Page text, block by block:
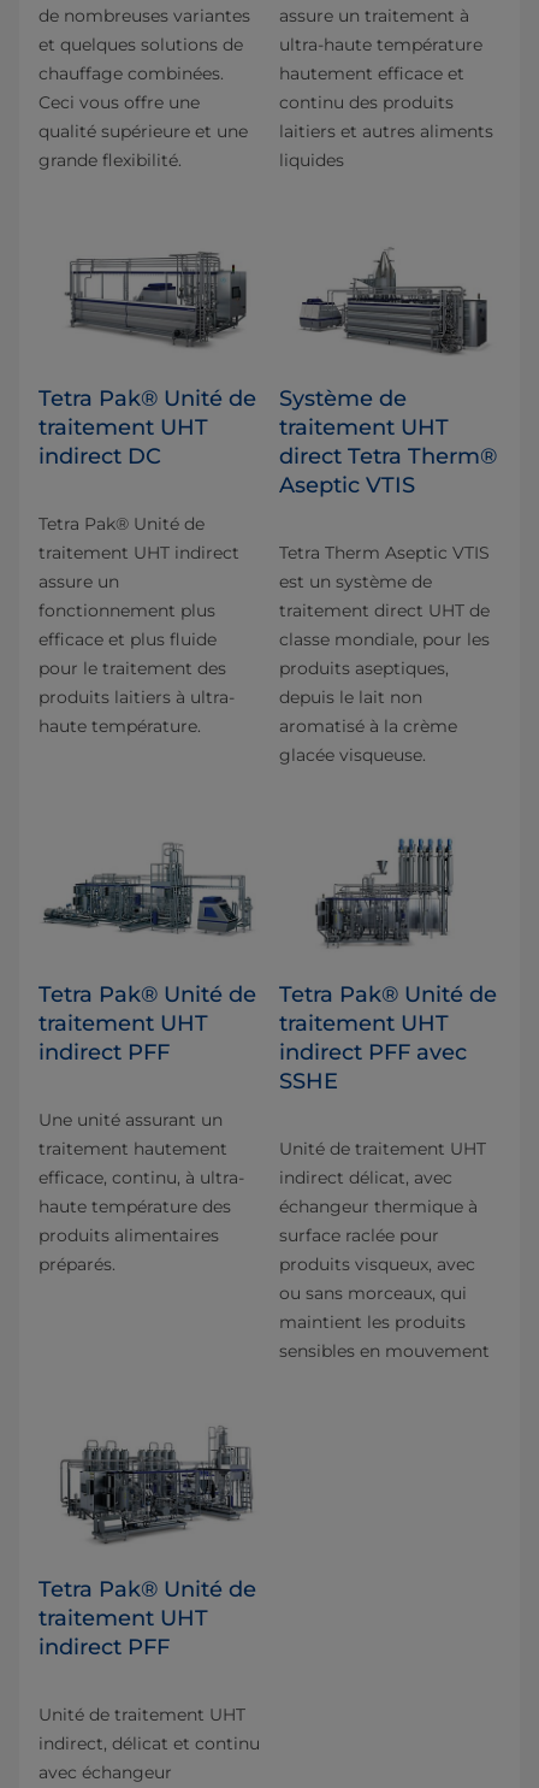
de nombreuses variantes
et quelques solutions de
chauffage combinées.
Ceci vous offre une
qualité supérieure et une
grande flexibilité.
assure un traitement à
ultra-haute température
hautement efficace et
continu des produits
laitiers et autres aliments
liquides
Tetra Pak® Unité de
traitement UHT
indirect DC
Tetra Pak® Unité de
traitement UHT indirect
assure un
fonctionnement plus
efficace et plus fluide
pour le traitement des
produits laitiers à ultra-
haute température.
Système de
traitement UHT
direct Tetra Therm®
Aseptic VTIS
Tetra Therm Aseptic VTIS
est un système de
traitement direct UHT de
classe mondiale, pour les
produits aseptiques,
depuis le lait non
aromatisé à la crème
glacée visqueuse.
Tetra Pak® Unité de
traitement UHT
indirect PFF
Une unité assurant un
traitement hautement
efficace, continu, à ultra-
haute température des
produits alimentaires
préparés.
Tetra Pak® Unité de
traitement UHT
indirect PFF avec
SSHE
Unité de traitement UHT
indirect délicat, avec
échangeur thermique à
surface raclée pour
produits visqueux, avec
ou sans morceaux, qui
maintient les produits
sensibles en mouvement
Tetra Pak® Unité de
traitement UHT
indirect PFF
Unité de traitement UHT
indirect, délicat et continu
avec échangeur